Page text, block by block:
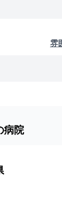
雰
病院